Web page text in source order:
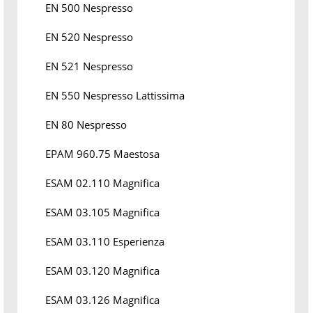
EN 500 Nespresso
EN 520 Nespresso
EN 521 Nespresso
EN 550 Nespresso Lattissima
EN 80 Nespresso
EPAM 960.75 Maestosa
ESAM 02.110 Magnifica
ESAM 03.105 Magnifica
ESAM 03.110 Esperienza
ESAM 03.120 Magnifica
ESAM 03.126 Magnifica